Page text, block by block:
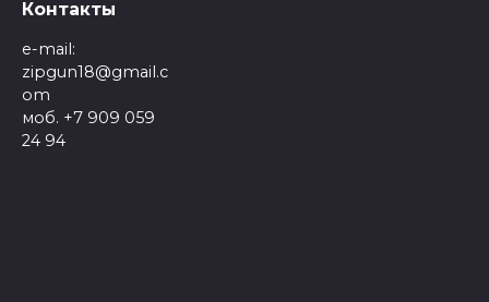
Контакты
e-mail:
zipgun18@gmail.c
om
моб. +7 909 059
24 94